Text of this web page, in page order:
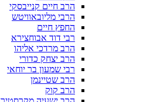
הרב חיים קנייבסקי
הרבי מליובאוויטש
החפץ חיים
רבי דוד אבוחצירא
הרב מרדכי אליהו
הרב יצחק כדורי
רבי שמעון בר יוחאי
הרב שטיינמן
הרב קוק